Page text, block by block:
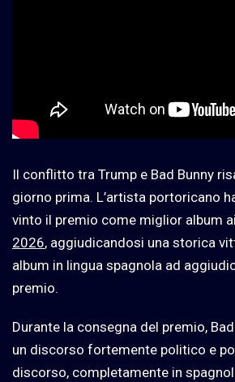
Il conflitto tra Trump e Bad Bunny
giorno prima. L’artista portoricano
vinto il premio come miglior album ai
2026, aggiudicandosi una storica
album in lingua spagnola ad
premio.
Durante la consegna del premio,
un discorso fortemente politico e
discorso, completamente in